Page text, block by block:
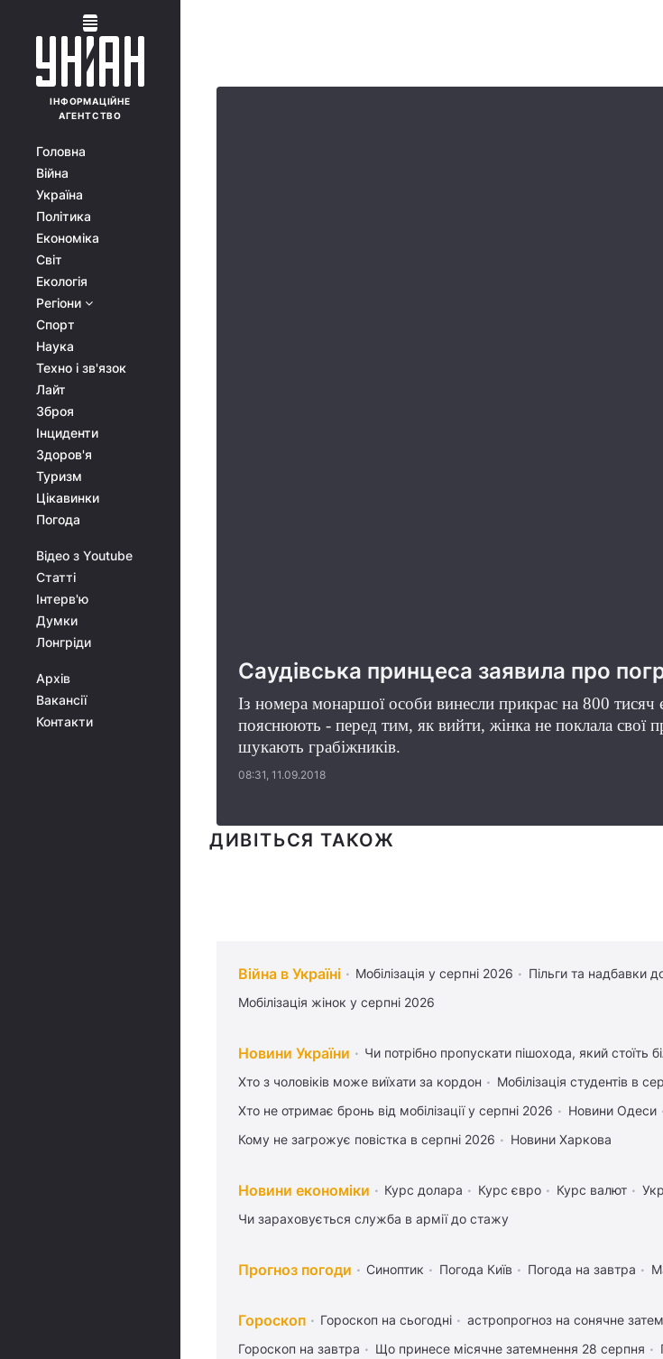
ІНФОРМАЦІЙНЕ
АГЕНТСТВО
Головна
Війна
Україна
Політика
Економіка
Світ
Екологія
Регіони
Спорт
Наука
Техно і зв'язок
Лайт
Зброя
Інциденти
Здоров'я
Туризм
Цікавинки
Погода
Відео з Youtube
Статті
Інтерв'ю
Думки
Лонгріди
Архів
Вакансії
Контакти
Саудівська принцеса заявила про
Із номера монаршої особи винесли прикрас на 800 тисяч
пояснюють - перед тим, як вийти, жінка не поклала свої
шукають грабіжників.
08:31, 11.09.2018
ДИВІТЬСЯ ТАКОЖ
Війна в Україні Мобілізація у серпні 2026 Пільги та надбавки
Мобілізація жінок у серпні 2026
Новини України Чи потрібно пропускати пішохода, який стоїть
Хто з чоловіків може виїхати за кордон
Мобілізація студентів в
Хто не отримає бронь від мобілізації у серпні 2026
Новини Одеси
Кому не загрожує повістка в серпні 2026
Новини Харкова
Новини економіки Курс долара Курс євро Курс валют
Чи зараховується служба в армії до стажу
Прогноз погоди Синоптик Погода Київ Погода на завтра
Гороскоп Гороскоп на сьогодні астропрогноз на сонячне
Гороскоп на завтра
Що принесе місячне затемнення 28 серпня